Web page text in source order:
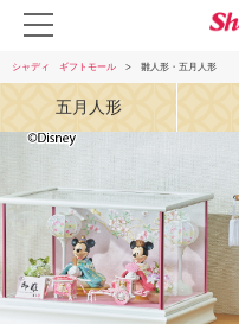
シャディ ギフトモール 雛人形・五月人形
五月人形